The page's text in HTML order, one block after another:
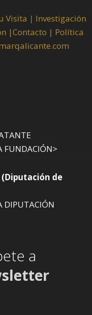
Visita | Investigación
|Contacto | Política
FUNDACIÓN>
de
DIPUTACIÓN
a